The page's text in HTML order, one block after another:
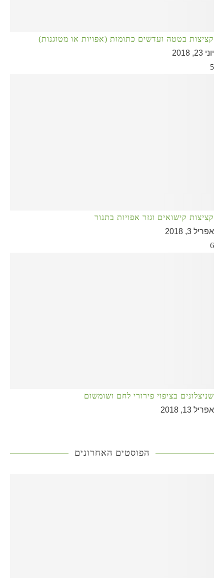
קציצות בטטה ועדשים כתומות (אפויות או מטוגנות)
יוני 23, 2018
5
קציצות קישואים וגזר אפויות בתנור
אפריל 3, 2018
6
שניצלונים בציפוי פירורי לחם ושומשום
אפריל 13, 2018
הפוסטים האחרונים